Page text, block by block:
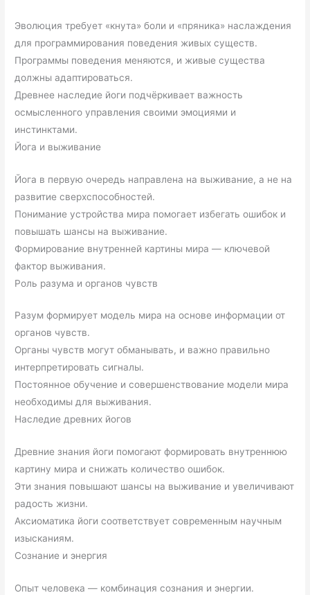
Эволюция требует «кнута» боли и «пряника» наслаждения
для программирования поведения живых существ.
Программы поведения меняются, и живые существа
должны адаптироваться.
Древнее наследие йоги подчёркивает важность
осмысленного управления своими эмоциями и
инстинктами.
Йога и выживание
Йога в первую очередь направлена на выживание, а не на
развитие сверхспособностей.
Понимание устройства мира помогает избегать ошибок и
повышать шансы на выживание.
Формирование внутренней картины мира — ключевой
фактор выживания.
Роль разума и органов чувств
Разум формирует модель мира на основе информации от
органов чувств.
Органы чувств могут обманывать, и важно правильно
интерпретировать сигналы.
Постоянное обучение и совершенствование модели мира
необходимы для выживания.
Наследие древних йогов
Древние знания йоги помогают формировать внутреннюю
картину мира и снижать количество ошибок.
Эти знания повышают шансы на выживание и увеличивают
радость жизни.
Аксиоматика йоги соответствует современным научным
изысканиям.
Сознание и энергия
Опыт человека — комбинация сознания и энергии.